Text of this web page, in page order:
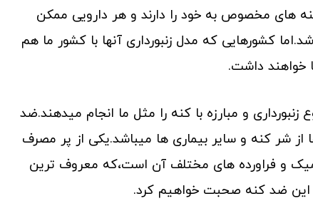
های مخصوص به خود را دارند و هر دارویی ممکن
کشورهایی که مدل زنبورداری آنها با کشور ما هم
خواهند داشت.
و مبارزه با کنه را مثل ما انجام میدهند.ضد
از شر کنه و سایر بیماری ها میباشد.یکی از پر مصرف
و فراورده های مختلف آن است،که معروف ترین
این ضد کنه صحبت خواهیم کرد.